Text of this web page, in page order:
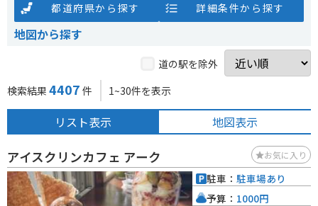
都道府県から探す 詳細条件から探す
地図から探す
道の駅を除外
検索結果 4407 件 1~30件を表示
リスト表示 地図表示
アイスクリンカフェ アーク お気に入り
駐車： 駐車場あり
予算： 1000円